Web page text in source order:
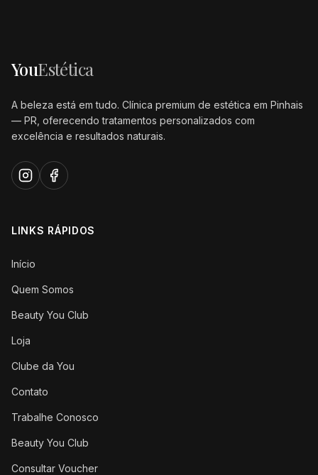
YouEstética
A beleza está em tudo. Clínica premium de estética em Pinhais
— PR, oferecendo tratamentos personalizados com
excelência e resultados naturais.
LINKS RÁPIDOS
Início
Quem Somos
Beauty You Club
Loja
Clube da You
Contato
Trabalhe Conosco
Beauty You Club
Consultar Voucher